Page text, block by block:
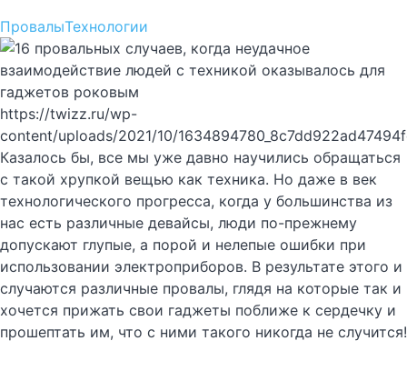
ПровалыТехнологии
https://twizz.ru/wp-
content/uploads/2021/10/
Казалось бы, все мы уже давно научились обращаться
с такой хрупкой вещью как техника. Но даже в век
технологического прогресса, когда у большинства из
нас есть различные девайсы, люди по-прежнему
допускают глупые, а порой и нелепые ошибки при
использовании электроприборов. В результате этого и
случаются различные провалы, глядя на которые так и
хочется прижать свои гаджеты поближе к сердечку и
прошептать им, что с ними такого никогда не случится!